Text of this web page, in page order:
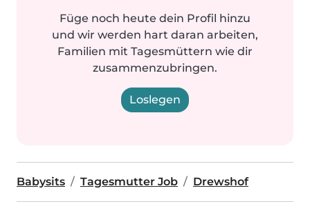
Füge noch heute dein Profil hinzu
und wir werden hart daran arbeiten,
Familien mit Tagesmüttern wie dir
zusammenzubringen.
Loslegen
Babysits Tagesmutter Job Drewshof